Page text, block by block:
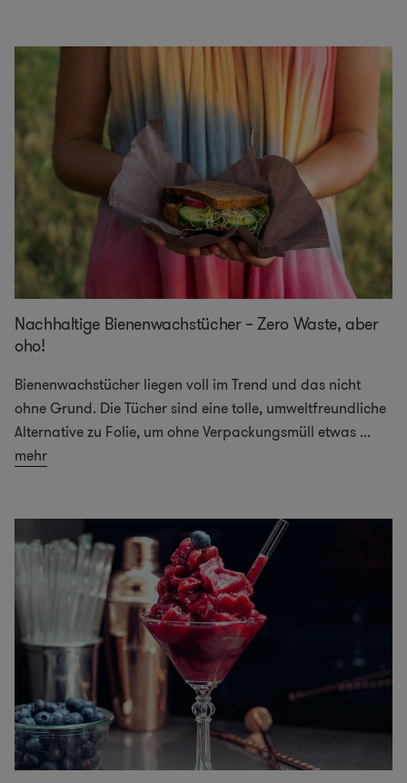
Nachhaltige Bienenwachstücher – Zero Waste, aber
oho!
Bienenwachstücher liegen voll im Trend und das nicht
ohne Grund. Die Tücher sind eine tolle, umweltfreundliche
Alternative zu Folie, um ohne Verpackungsmüll etwas ...
mehr